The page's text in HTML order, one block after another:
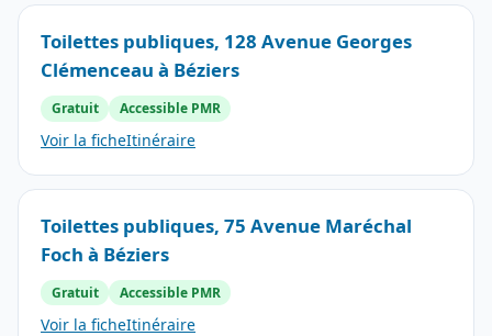
Toilettes publiques, 128 Avenue Georges
Clémenceau à Béziers
Gratuit Accessible PMR
Voir la ficheItinéraire
Toilettes publiques, 75 Avenue Maréchal
Foch à Béziers
Gratuit Accessible PMR
Voir la ficheItinéraire